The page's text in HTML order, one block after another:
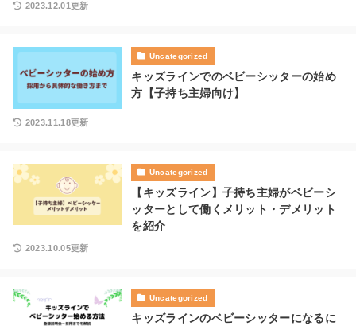
2023.12.01更新
Uncategorized
キッズラインでのベビーシッターの始め
方【子持ち主婦向け】
2023.11.18更新
Uncategorized
【キッズライン】子持ち主婦がベビーシ
ッターとして働くメリット・デメリット
を紹介
2023.10.05更新
Uncategorized
キッズラインのベビーシッターになるに